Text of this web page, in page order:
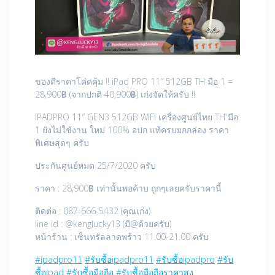
ของดีราคาโค่ดคุ้ม !! iPad PRO 11″ 512GB TH มือ 1 =
28,900฿ (จากปกติ 40,900฿) เก่งจัดให้ครับ !!
IPADPRO 11″ GEN3 512GB WIFI เครื่องศูนย์ไทย TH มือ
1 ยังไม่ใช้งาน ใหม่ 100% อปก แท้ครบยกกล่อง ราคา
พิเศษสุดๆ ครับ
ประกันศูนย์หมด 25/7/2020 ครับ
ราคา : 28,900฿ เท่านั้นพอค้าบ ถูกๆเลยครับราคานี้
ติดต่อ : 087-666-5432 (คุณเก่ง)
line id : @kenglucky13 (มี@ด้วยครับ)
หน้าร้าน : เซ็นทรัลลาดพร้าว 11.00-21.00 ครับ
#ipadpro11 #รับซื้อipadpro11 #รับซื้อipadpro #รับ
ซื้อipad #รับซื้อมือถือ #รับซื้อมือถือราคาสูง